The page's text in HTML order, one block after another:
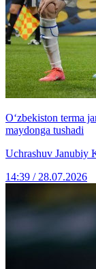
O‘zbekiston terma
maydonga tushadi
Uchrashuv Janubiy
14:39 / 28.07.2026